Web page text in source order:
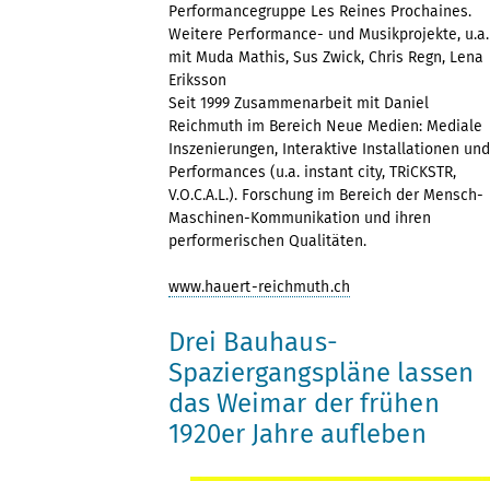
Performancegruppe Les Reines Prochaines.
Weitere Performance- und Musikprojekte, u.a.
mit Muda Mathis, Sus Zwick, Chris Regn, Lena
Eriksson
Seit 1999 Zusammenarbeit mit Daniel
Reichmuth im Bereich Neue Medien: Mediale
Inszenierungen, Interaktive Installationen und
Performances (u.a. instant city, TRiCKSTR,
V.O.C.A.L.). Forschung im Bereich der Mensch-
Maschinen-Kommunikation und ihren
performerischen Qualitäten.
www.hauert-reichmuth.ch
Drei Bauhaus-
Spaziergangspläne lassen
das Weimar der frühen
1920er Jahre aufleben